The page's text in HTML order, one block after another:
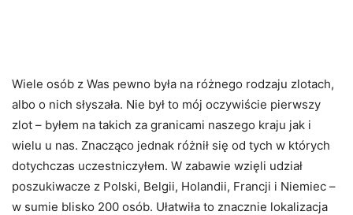
Wiele osób z Was pewno była na różnego rodzaju zlotach,
albo o nich słyszała. Nie był to mój oczywiście pierwszy
zlot – byłem na takich za granicami naszego kraju jak i
wielu u nas. Znacząco jednak różnił się od tych w których
dotychczas uczestniczyłem. W zabawie wzięli udział
poszukiwacze z Polski, Belgii, Holandii, Francji i Niemiec –
w sumie blisko 200 osób. Ułatwiła to znacznie lokalizacja